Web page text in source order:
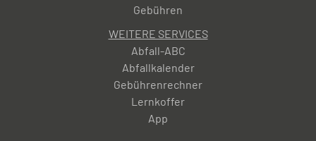
Gebühren
WEITERE SERVICES
Abfall-ABC
Abfallkalender
Gebührenrechner
Lernkoffer
App